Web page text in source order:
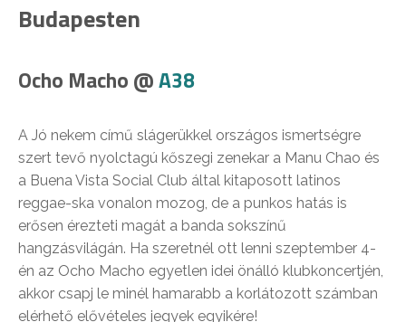
Budapesten
Ocho Macho @A38
A Jó nekem című slágerükkel országos ismertségre
szert tevő nyolctagú kőszegi zenekar a Manu Chao és
a Buena Vista Social Club által kitaposott latinos
reggae-ska vonalon mozog, de a punkos hatás is
erősen érezteti magát a banda sokszínű
hangzásvilágán. Ha szeretnél ott lenni szeptember 4-
én az Ocho Macho egyetlen idei önálló klubkoncertjén,
akkor csapj le minél hamarabb a korlátozott számban
elérhető elővételes jegyek egyikére!